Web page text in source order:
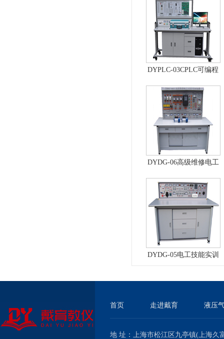
DYPLC-03CPLC可编程
统、自动控制原理综合
实验台
DYDG-06高级维修电工
型）
DYDG-05电工技能实训
首页 走进戴育 液压
地 址：上海市松江区九亭镇(上海